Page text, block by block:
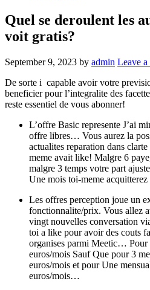
Quel se deroulent les
voit gratis?
September 9, 2023 by admin Leave
De sorte i capable avoir votre
beneficier pour l’integralite des
reste essentiel de vous abonner!
L’offre Basic represente J’ai
offre libres… Vous aurez la
actualites reparation dans
meme avait like! Malgre 6
malgre 3 temps votre part
Une mois toi-meme
Les offres perception joue un
fonctionnalite/prix. Vous allez
vingt nouvelles conversation
toi a like pour avoir des couts
organises parmi Meetic… Pour
euros/mois Sauf Que pour 3
euros/mois et pour Une
euros/mois…